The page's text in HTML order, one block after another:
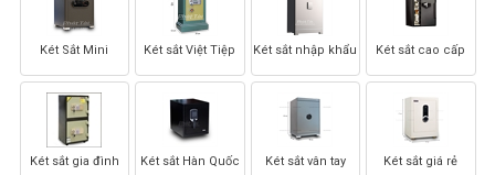
Két Sắt Mini
Két sắt gia đình
Két sắt Việt Tiệp
Két sắt Hàn Quốc
Két sắt nhập khẩu
Két sắt vân tay
Két sắt cao cấp
Két sắt giá rẻ